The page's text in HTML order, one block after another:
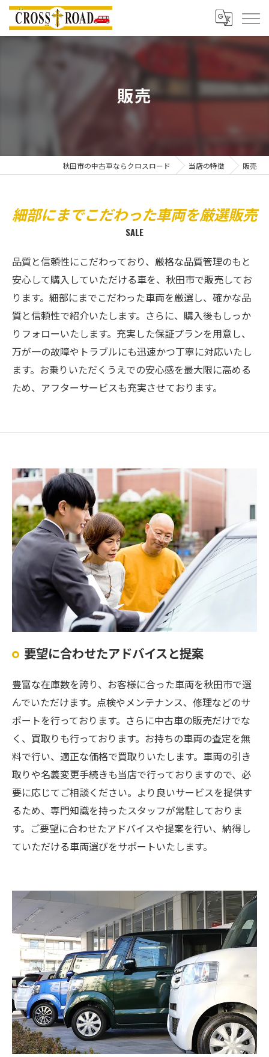
販売
秋田市の中古車ならクロスロード 当店の特徴 販売
細部にまでこだわった車両を厳選販売
SALE
品質と信頼性にこだわっており、厳格な品質管理のもと
安心して購入していただける車を、秋田市で販売してお
ります。細部にまでこだわった車両を厳選し、確かな品
質と信頼性で紹介いたします。さらに、購入後もしっか
りフォローいたします。充実した保証プランを用意し、
万が一の故障やトラブルにも迅速かつ丁寧に対応いたし
ます。お乗りいただくうえでの安心感を最大限に高める
ため、アフターサービスも充実させております。
要望に合わせたアドバイスと提案
豊富な在庫数を誇り、お客様に合った車両を秋田市で選
んでいただけます。点検やメンテナンス、修理などのサ
ポートを行っております。さらに中古車の販売だけでな
く、買取りも行っております。お持ちの車両の査定を無
料で行い、適正な価格で買取りいたします。車両の引き
取りや名義変更手続きも当店で行っておりますので、必
要に応じてご相談ください。より良いサービスを提供す
るため、専門知識を持ったスタッフが常駐しておりま
す。ご要望に合わせたアドバイスや提案を行い、納得し
ていただける車両選びをサポートいたします。